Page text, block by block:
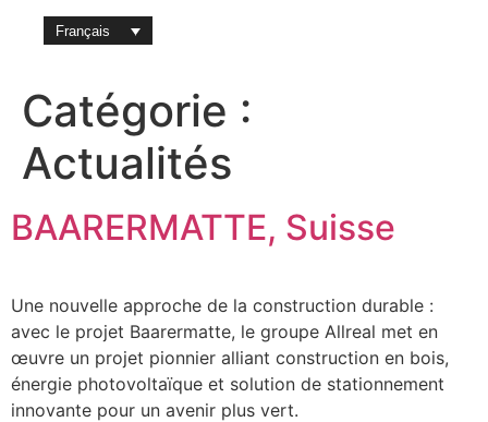
Français
Catégorie :
Actualités
BAARERMATTE, Suisse
Une nouvelle approche de la construction durable :
avec le projet Baarermatte, le groupe Allreal met en
œuvre un projet pionnier alliant construction en bois,
énergie photovoltaïque et solution de stationnement
innovante pour un avenir plus vert.